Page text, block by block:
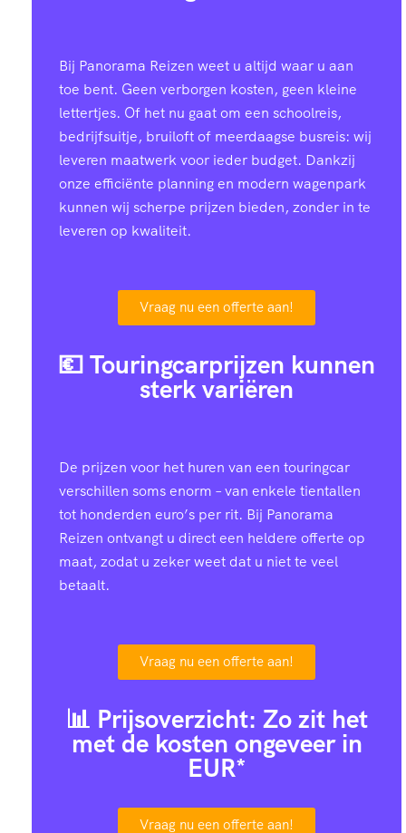
Bij Panorama Reizen weet u altijd waar u aan
toe bent. Geen verborgen kosten, geen kleine
lettertjes. Of het nu gaat om een schoolreis,
bedrijfsuitje, bruiloft of meerdaagse busreis: wij
leveren maatwerk voor ieder budget. Dankzij
onze efficiënte planning en modern wagenpark
kunnen wij scherpe prijzen bieden, zonder in te
leveren op kwaliteit.
Vraag nu een offerte aan!
💶 Touringcarprijzen kunnen
sterk variëren
De prijzen voor het huren van een touringcar
verschillen soms enorm – van enkele tientallen
tot honderden euro’s per rit. Bij Panorama
Reizen ontvangt u direct een heldere offerte op
maat, zodat u zeker weet dat u niet te veel
betaalt.
Vraag nu een offerte aan!
📊 Prijsoverzicht: Zo zit het
met de kosten ongeveer in
EUR*
Vraag nu een offerte aan!